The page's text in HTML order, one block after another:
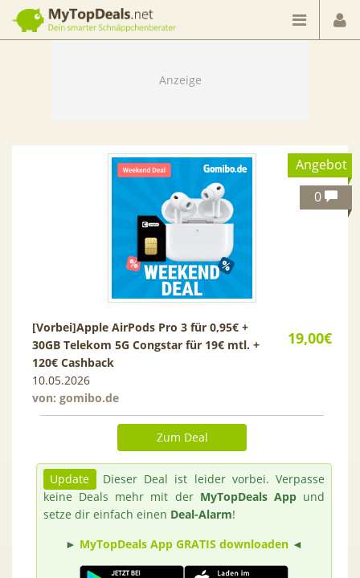
Dein smarter Schnäppchenberater
Angebot
0
19,00€
[Vorbei]Apple AirPods Pro 3 für 0,95€ +
30GB Telekom 5G Congstar für 19€ mtl. +
120€ Cashback
10.05.2026
von: gomibo.de
Zum Deal
Update
Dieser Deal ist leider vorbei. Verpasse
keine Deals mehr mit der MyTopDeals Appund
setze dir einfach einen Deal-Alarm!
► MyTopDeals App GRATIS downloaden ◄